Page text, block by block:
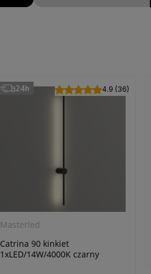
Masterled
Catrina 90 kinkiet
1xLED/14W/4000K czarny
4.9 (36)
24h